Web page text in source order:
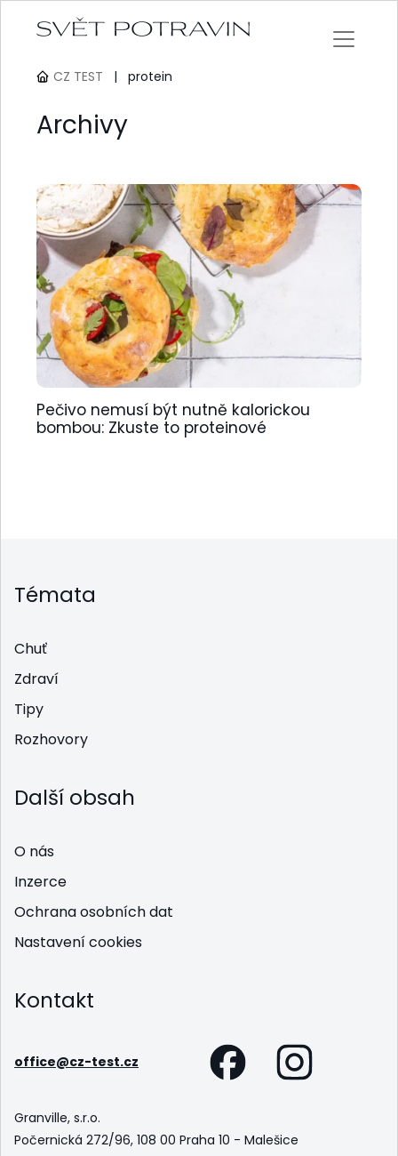
CZ TEST | protein
Archivy
Pečivo nemusí být nutně kalorickou
bombou: Zkuste to proteinové
Témata
Chuť
Zdraví
Tipy
Rozhovory
Další obsah
O nás
Inzerce
Ochrana osobních dat
Nastavení cookies
Kontakt
office@cz-test.cz
Granville, s.r.o.
Počernická 272/96, 108 00 Praha 10 - Malešice